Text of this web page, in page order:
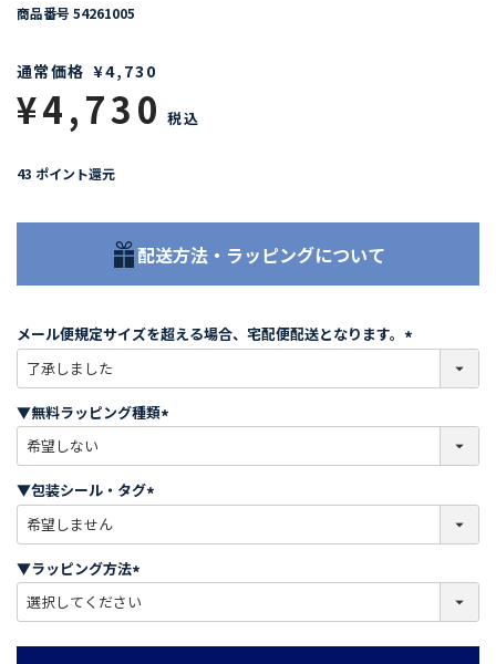
商品番号 54261005
通常価格 ¥4,730
¥4,730 税込
43 ポイント還元
配送方法・ラッピングについて
メール便規定サイズを超える場合、宅配便配送となります。
必
)
▼無料ラッピング種類
必
)
▼包装シール・タグ
必
)
▼ラッピング方法
必